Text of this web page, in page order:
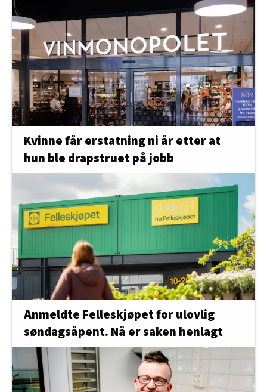
Kvinne får erstatning ni år etter at
hun ble drapstruet på jobb
Anmeldte Felleskjøpet for ulovlig
søndagsåpent. Nå er saken henlagt